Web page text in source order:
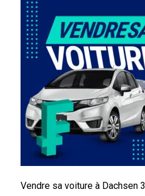
Vendre sa voiture à Dachsen 3